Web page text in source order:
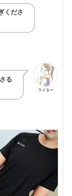
くださ
ライター
る